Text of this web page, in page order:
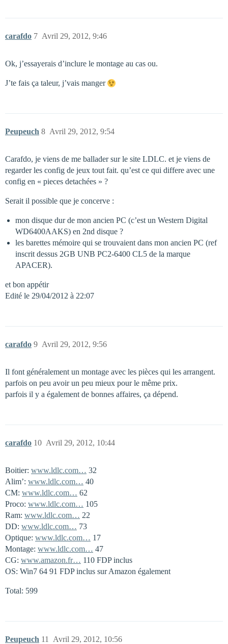
carafdo Avril 29, 2012, 9:46
7
Ok, j’essayerais d’inclure le montage au cas ou.
J’te fais ça taleur, j’vais manger
Peupeuch Avril 29, 2012, 9:54
8
Carafdo, je viens de me ballader sur le site LDLC. et je viens de
regarder les config de jeux tout fait. qu’est ce qui differe avec une
config en « pieces detachées » ?
Serait il possible que je concerve :
mon disque dur de mon ancien PC (c’est un Western Digital
WD6400AAKS) en 2nd disque ?
les barettes mémoire qui se trouvaient dans mon ancien PC (ref
inscrit dessus 2GB UNB PC2-6400 CL5 de la marque
APACER).
et bon appétir
Edité le 29/04/2012 à 22:07
carafdo Avril 29, 2012, 9:56
9
Il font généralement un montage avec les pièces qui les arrangent.
parfois on peu avoir un peu mieux pour le même prix.
parfois il y a également de bonnes affaires, ça dépend.
carafdo Avril 29, 2012, 10:44
10
Boitier: www.ldlc.com… 32
Alim’: www.ldlc.com… 40
CM: www.ldlc.com… 62
Proco: www.ldlc.com… 105
Ram: www.ldlc.com… 22
DD: www.ldlc.com… 73
Optique: www.ldlc.com… 17
Montage: www.ldlc.com… 47
CG: www.amazon.fr… 110 FDP inclus
OS: Win7 64 91 FDP inclus sur Amazon également
Total: 599
Peupeuch Avril 29, 2012, 10:56
11